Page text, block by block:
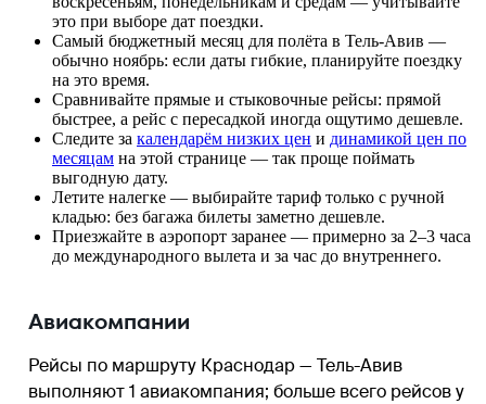
это при выборе дат поездки.
Самый бюджетный месяц для полёта в Тель-Авив —
обычно ноябрь: если даты гибкие, планируйте поездку
на это время.
Сравнивайте прямые и стыковочные рейсы: прямой
быстрее, а рейс с пересадкой иногда ощутимо дешевле.
Следите за календарём низких цен и динамикой цен по
месяцам на этой странице — так проще поймать
выгодную дату.
Летите налегке — выбирайте тариф только с ручной
кладью: без багажа билеты заметно дешевле.
Приезжайте в аэропорт заранее — примерно за 2–3 часа
до международного вылета и за час до внутреннего.
Авиакомпании
Рейсы по маршруту Краснодар — Тель-Авив
выполняют 1 авиакомпания; больше всего рейсов у